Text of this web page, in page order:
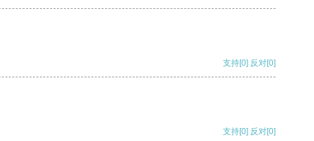
支持[0] 反对[0]
支持[0] 反对[0]